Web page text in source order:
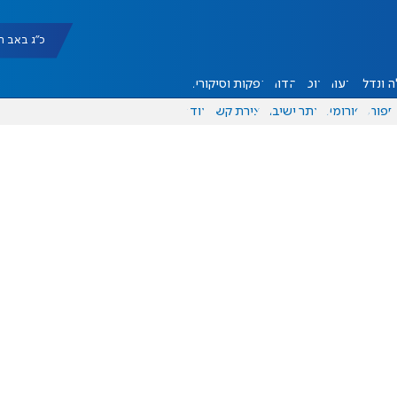
כ"ג באב תשפ"ו
ונדל"ן דעות אוכל יהדות הפקות וסיקורים
ספורט פורומים אתר ישיבה יצירת קשר עוד